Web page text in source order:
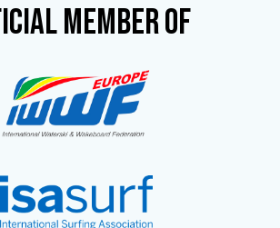
MEMBER OF